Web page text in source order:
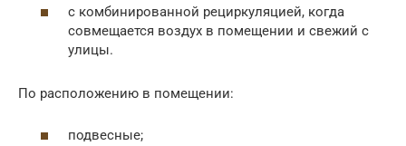
с комбинированной рециркуляцией, когда
совмещается воздух в помещении и свежий с
улицы.
По расположению в помещении:
подвесные;